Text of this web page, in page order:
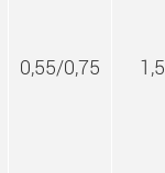
0,55/0,75 1,5